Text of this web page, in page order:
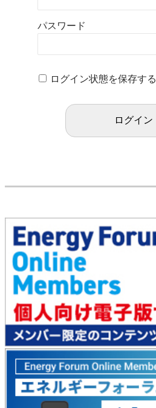
パスワード
ログイン状態を保存する